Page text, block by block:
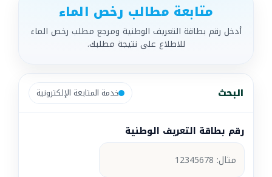
متابعة مطالب رخص الماء
أدخل رقم بطاقة التعريف الوطنية ومرجع مطلب رخص الماء
للاطلاع على نتيجة مطلبك.
البحث خدمة المتابعة الإلكترونية
رقم بطاقة التعريف الوطنية